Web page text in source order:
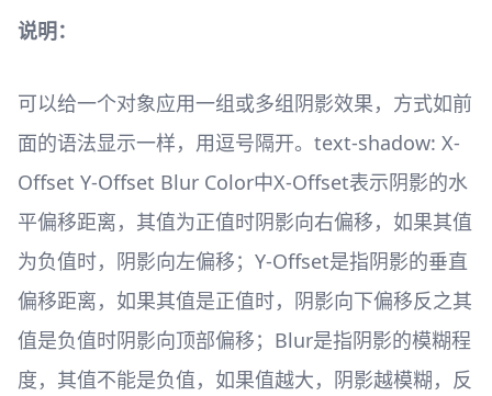
说明：
可以给一个对象应用一组或多组阴影效果，方式如前
面的语法显示一样，用逗号隔开。text-shadow: X-
Offset Y-Offset Blur Color中X-Offset表示阴影的水
平偏移距离，其值为正值时阴影向右偏移，如果其值
为负值时，阴影向左偏移；Y-Offset是指阴影的垂直
偏移距离，如果其值是正值时，阴影向下偏移反之其
值是负值时阴影向顶部偏移；Blur是指阴影的模糊程
度，其值不能是负值，如果值越大，阴影越模糊，反